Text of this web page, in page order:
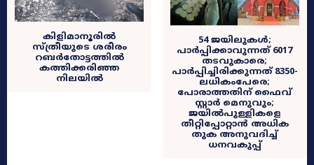
കിളിമാനൂരിൽ
സ്ത്രീയുടെ ശരീരം
റബർതോട്ടത്തിൽ
കത്തിക്കരിഞ്ഞ
നിലയിൽ
54 ജയിലുകൾ;
പാർപ്പിക്കാവുന്നത് 6017
തടവുകാരെ;
പാർപ്പിച്ചിരിക്കുന്നത് 8350-
ലധികംപേരെ;
പോരാത്തതിന് ഫൈവ്
സ്റ്റാർ മെനുവും;
ജയിൽപുള്ളികളെ
തീറ്റിപ്പോറ്റാൻ അധിക
തുക അനുവദിച്ച്
ധനവകുപ്പ്